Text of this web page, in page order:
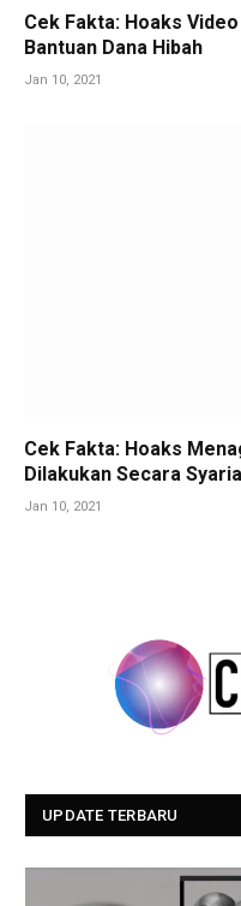
Cek Fakta: Hoaks
Bantuan Dana Hibah
Jan 10, 2021
Cek Fakta: Hoaks
Dilakukan Secara
Jan 10, 2021
UPDATE TERBARU